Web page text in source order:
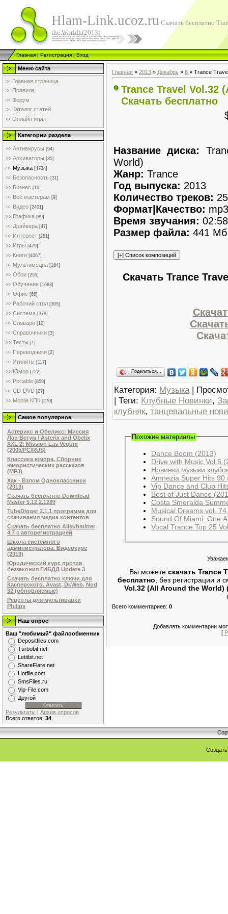
Hlam-Link.ucoz.ru Скачать бесплатно
the World) (2013)
Главная|Регистрация|Вход
Меню сайта
Главная страница
Правила
Форум
Каталог статей
Онлайн игры
Категории раздела
Антивирусы [94]
Архиваторы [35]
Музыка [4734]
Безопасность [31]
Бизнес [16]
Веб мастерам [9]
Видео [2401]
Графика [89]
Драйвера [47]
Интернет [251]
Игры [479]
Книги [4067]
Мультимедиа [164]
Обои [255]
Обучение [1683]
Офис [66]
Рабочий стол [305]
Система [378]
Словари [10]
Справочники [3]
Тесты [1]
Переводчики [2]
Утилиты [117]
Юмор [722]
Portable [859]
CD-DVD [27]
Mobile КПК [276]
Самое популярное
Астерикс и Обеликс: Миссия
Лас-Вегум / Asterix and Obelix
XXL 2: Mission Las Vegum
(2005/PC/RUS)
Классика юмора. Сборник
юмористических рассказов
(MP3)
Хак - Взлом Одноклассники
(2013)
Скачать бесплатно Download
Master 5.12.2.1289
TubeDigger 2.1.1 программа для
скачивания медиа контентов
Скачать бесплатно Allsubmitter
4.7 с авторегистрацией
Школа системного
администратора. Видеокурс
(2019)
Юридический курс против
беззакония ГИБДД Update 3
Скачать бесплатно ключи для
Касперского, Avast, Dr.Web, Nod
32 (обновляемые)
Рецепты для мультиварки
Philips
Наш опрос
Ваш "любимый" файлообменник
Dеpоsitfilеs.com
Turbobit.net
Letitbit.net
ShareFlare.net
Hotfile.com
SmsFiles.ru
Vip-File.com
Другой
Результаты | Архив опросов
Всего ответов: 34
Главная » 2013 » Декабрь » 6 » Trance
Trance Travel Vol.32
Скачать бесплатно
Название диска:
World)
Жанр: Trance
Год выпуска: 2013
Количество треков: 25
Формат|Качество:
Время звучания:
Размер файла: 441 Мб
Скачать Trance
Поделиться…
Категория: Музыка |
| Теги: Клубные Новинки,
клубняк, танцевальные
Похожие материалы
Dance Boom (2013)
Drive with Music Vol.5
Новинки музыки
Amnezia Super Hits 90
Vip Dance and Club
Best of Just Dance
Costa Smeralda
Musical Dreams vol.
Sound Of Miami: One
Vocal Trance Top 25
Вы можете скачать Trance
бесплатно, без регистрации и
Vol.32 (All Around the World)
Всего комментариев: 0
Добавлять комментарии
[